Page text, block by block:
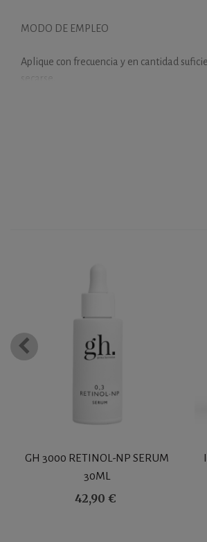
MODO DE EMPLEO
Aplique con frecuencia y en cantidad
GH 3000 RETINOL-NP SERUM
30ML
42,90 €